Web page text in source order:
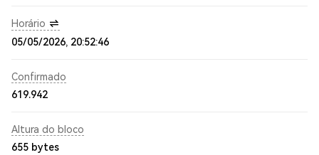
Horário
05/05/2026, 20:52:46
Confirmado
619.942
Altura do bloco
655 bytes